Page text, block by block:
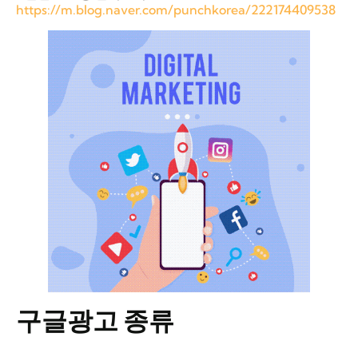
https://m.blog.naver.com/punchkorea/222174409538
구글광고 종류